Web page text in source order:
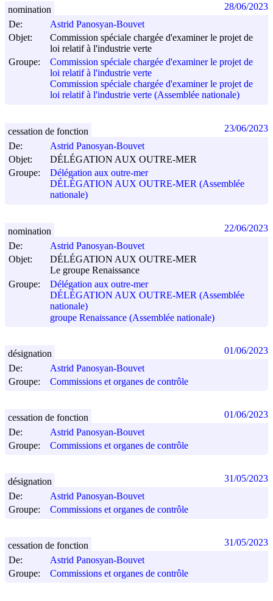
De:
Astrid Panosyan-Bouvet
Objet:
Commission spéciale chargée d'examiner le projet de
loi relatif à l'industrie verte
Groupe:
Commission spéciale chargée d'examiner le projet de
loi relatif à l'industrie verte
Commission spéciale chargée d'examiner le projet de
loi relatif à l'industrie verte (Assemblée nationale)
nomination 28/06/2023
De:
Astrid Panosyan-Bouvet
Objet:
DÉLÉGATION AUX OUTRE-MER
Groupe:
Délégation aux outre-mer
DÉLÉGATION AUX OUTRE-MER (Assemblée
nationale)
cessation de fonction 23/06/2023
De:
Astrid Panosyan-Bouvet
Objet:
DÉLÉGATION AUX OUTRE-MER
Le groupe Renaissance
Groupe:
Délégation aux outre-mer
DÉLÉGATION AUX OUTRE-MER (Assemblée
nationale)
groupe Renaissance (Assemblée nationale)
nomination 22/06/2023
De:
Astrid Panosyan-Bouvet
Groupe:
Commissions et organes de contrôle
désignation 01/06/2023
De:
Astrid Panosyan-Bouvet
Groupe:
Commissions et organes de contrôle
cessation de fonction 01/06/2023
De:
Astrid Panosyan-Bouvet
Groupe:
Commissions et organes de contrôle
désignation 31/05/2023
De:
Astrid Panosyan-Bouvet
Groupe:
Commissions et organes de contrôle
cessation de fonction 31/05/2023